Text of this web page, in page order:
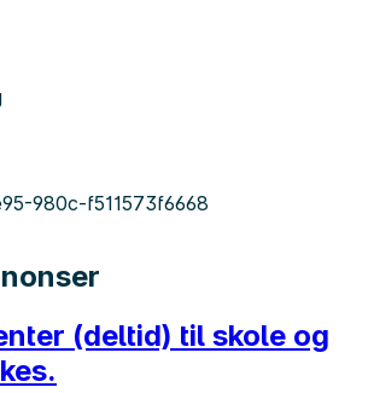
980c-f511573f6668
(deltid) til skole og